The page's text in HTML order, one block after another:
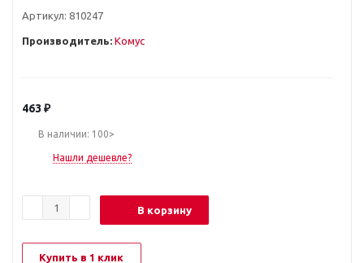
Артикул: 810247
Производитель: Комус
463 ₽
В наличии: 100>
Нашли дешевле?
В корзину
Купить в 1 клик